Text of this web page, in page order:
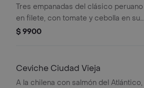
Tres empanadas del clásico peruano
en filete, con tomate y cebolla en su
jugo.
$ 9900
Ceviche Ciudad Vieja
A la chilena con salmón del Atlántico,